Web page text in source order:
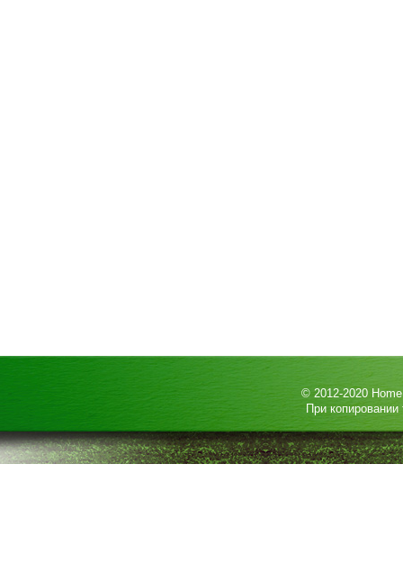
© 2012-2020
При